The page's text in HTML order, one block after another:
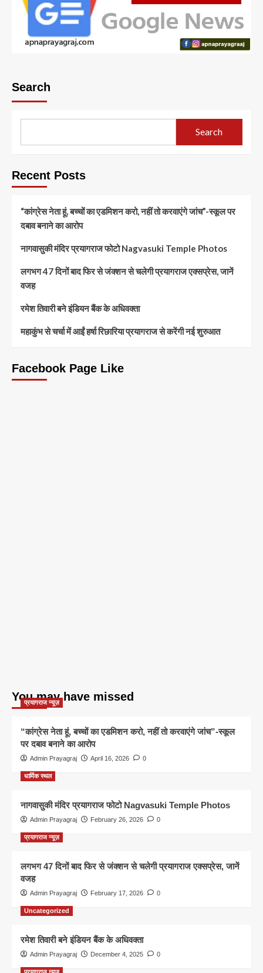
Search
Search
Recent Posts
“कांग्रेस नेता हूं, बच्चों का एडमिशन करो, नहीं तो करवाएंगे जांच”-स्कूल पर
दबाव बनाने का आरोप
नागवासुकी मंदिर प्रयागराज फोटो Nagvasuki Temple Photos
लगभग 47 दिनों बाद फिर से जंक्शन से चलेगी प्रयागराज एक्सप्रेस, जानें
वजह
रमेश तिवारी बने इंडियन बैंक के अधिवक्ता
महाकुंभ से चर्चा में आईं हर्षा रिछारिया प्रयागराज से करेंगी नई शुरुआत
Facebook Page Like
You may have missed
प्रयागराज न्यूज़
“कांग्रेस नेता हूं, बच्चों का एडमिशन करो, नहीं तो करवाएंगे जांच”-स्कूल
पर दबाव बनाने का आरोप
Admin Prayagraj April 16, 2026 0
धार्मिक स्थल
नागवासुकी मंदिर प्रयागराज फोटो Nagvasuki Temple Photos
Admin Prayagraj February 26, 2026 0
प्रयागराज न्यूज़
लगभग 47 दिनों बाद फिर से जंक्शन से चलेगी प्रयागराज एक्सप्रेस, जानें
वजह
Admin Prayagraj February 17, 2026 0
Uncategorized
रमेश तिवारी बने इंडियन बैंक के अधिवक्ता
Admin Prayagraj December 4, 2025 0